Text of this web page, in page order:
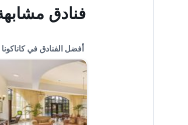
فنادق
أفضل الفنادق في كاناكونا